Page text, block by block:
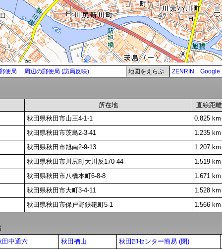
便局 周辺の郵便局 (訪局反映) 地図をえらぶ ZENRIN Google
所在地
直線距離
秋田県秋田市山王4-1-1
0.825 km
秋田県秋田市茨島2-3-41
1.235 km
秋田県秋田市旭南2-9-13
1.207 km
秋田県秋田市川尻町大川反170-44
1.519 km
秋田県秋田市八橋本町6-8-8
1.671 km
秋田県秋田市大町3-4-11
1.528 km
秋田県秋田市保戸野鉄砲町5-1
1.566 km
田中通六
秋田楢山 秋田卸センター簡易 (閉)